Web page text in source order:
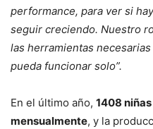
performance, para ver si
seguir creciendo. Nuestro
las herramientas
pueda funcionar solo”.
En el último año, 1408
mensualmente, y la